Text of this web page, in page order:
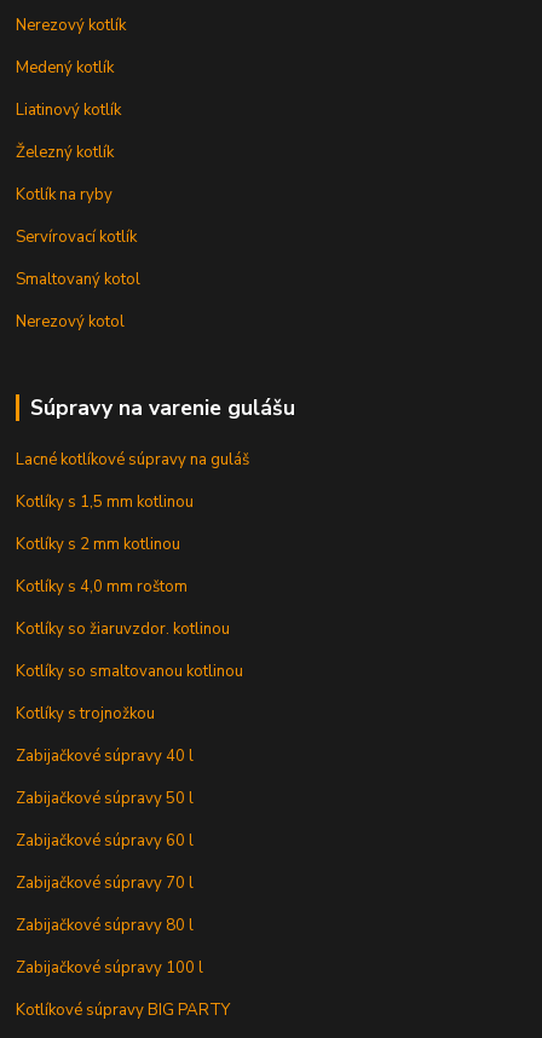
Nerezový kotlík
Medený kotlík
Liatinový kotlík
Železný kotlík
Kotlík na ryby
Servírovací kotlík
Smaltovaný kotol
Nerezový kotol
Súpravy na varenie gulášu
Lacné kotlíkové súpravy na guláš
Kotlíky s 1,5 mm kotlinou
Kotlíky s 2 mm kotlinou
Kotlíky s 4,0 mm roštom
Kotlíky so žiaruvzdor. kotlinou
Kotlíky so smaltovanou kotlinou
Kotlíky s trojnožkou
Zabijačkové súpravy 40 l
Zabijačkové súpravy 50 l
Zabijačkové súpravy 60 l
Zabijačkové súpravy 70 l
Zabijačkové súpravy 80 l
Zabijačkové súpravy 100 l
Kotlíkové súpravy BIG PARTY